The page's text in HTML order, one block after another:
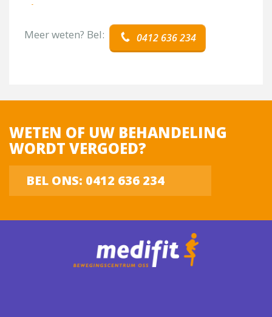
Meer weten? Bel: 0412 636 234
WETEN OF UW BEHANDELING
WORDT VERGOED?
BEL ONS: 0412 636 234